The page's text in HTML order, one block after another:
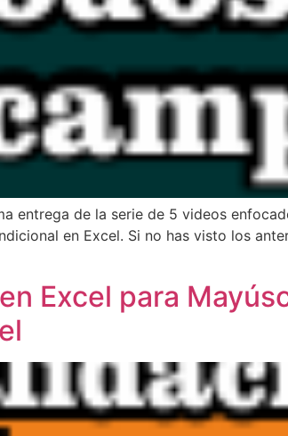
entrega de la serie de 5 videos
en Excel. Si no has visto los
Excel para